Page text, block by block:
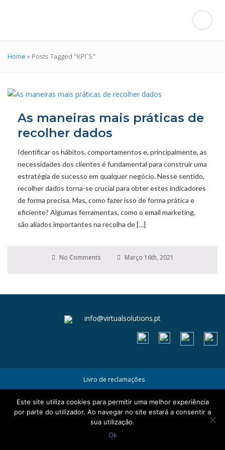
Home » Posts Tagged "KPI´S"
As maneiras mais práticas de
recolher dados
Identificar os hábitos, comportamentos e, principalmente, as
necessidades dos clientes é fundamental para construir uma
estratégia de sucesso em qualquer negócio. Nesse sentido,
recolher dados torna-se crucial para obter estes indicadores
de forma precisa. Mas, como fazer isso de forma prática e
eficiente? Algumas ferramentas, como o email marketing,
são aliados importantes na recolha de […]
No Comments Março 16th, 2021
info@virtualsolutions.pt
Livro de reclamações
Política de Privacidade e Cookies
Este site utiliza cookies para permitir uma melhor experiência
por parte do utilizador. Ao navegar no site estará a consentir a
sua utilização.
Ok